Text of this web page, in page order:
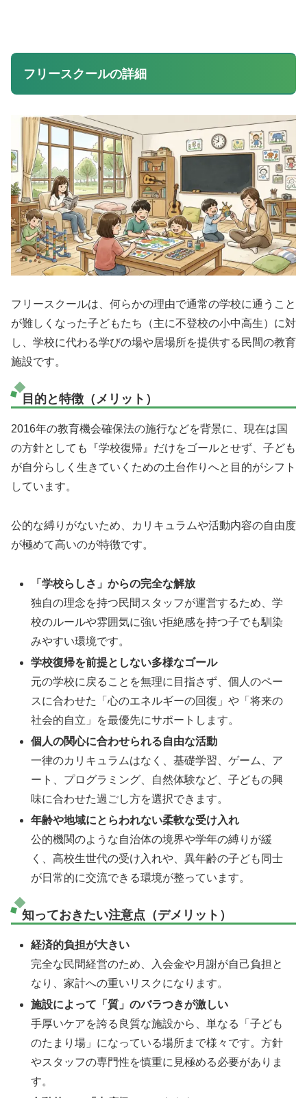
フリースクールの詳細
フリースクールは、何らかの理由で通常の学校に通うこと
が難しくなった子どもたち（主に不登校の小中高生）に対
し、学校に代わる学びの場や居場所を提供する民間の教育
施設です。
目的と特徴（メリット）
2016年の教育機会確保法の施行などを背景に、現在は国
の方針としても『学校復帰』だけをゴールとせず、子ども
が自分らしく生きていくための土台作りへと目的がシフト
しています。
公的な縛りがないため、カリキュラムや活動内容の自由度
が極めて高いのが特徴です。
「学校らしさ」からの完全な解放
独自の理念を持つ民間スタッフが運営するため、学
校のルールや雰囲気に強い拒絶感を持つ子でも馴染
みやすい環境です。
学校復帰を前提としない多様なゴール
元の学校に戻ることを無理に目指さず、個人のペー
スに合わせた「心のエネルギーの回復」や「将来の
社会的自立」を最優先にサポートします。
個人の関心に合わせられる自由な活動
一律のカリキュラムはなく、基礎学習、ゲーム、ア
ート、プログラミング、自然体験など、子どもの興
味に合わせた過ごし方を選択できます。
年齢や地域にとらわれない柔軟な受け入れ
公的機関のような自治体の境界や学年の縛りが緩
く、高校生世代の受け入れや、異年齢の子ども同士
が日常的に交流できる環境が整っています。
知っておきたい注意点（デメリット）
経済的負担が大きい
完全な民間経営のため、入会金や月謝が自己負担と
なり、家計への重いリスクになります。
施設によって「質」のバラつきが激しい
手厚いケアを誇る良質な施設から、単なる「子ども
のたまり場」になっている場所まで様々です。方針
やスタッフの専門性を慎重に見極める必要がありま
す。